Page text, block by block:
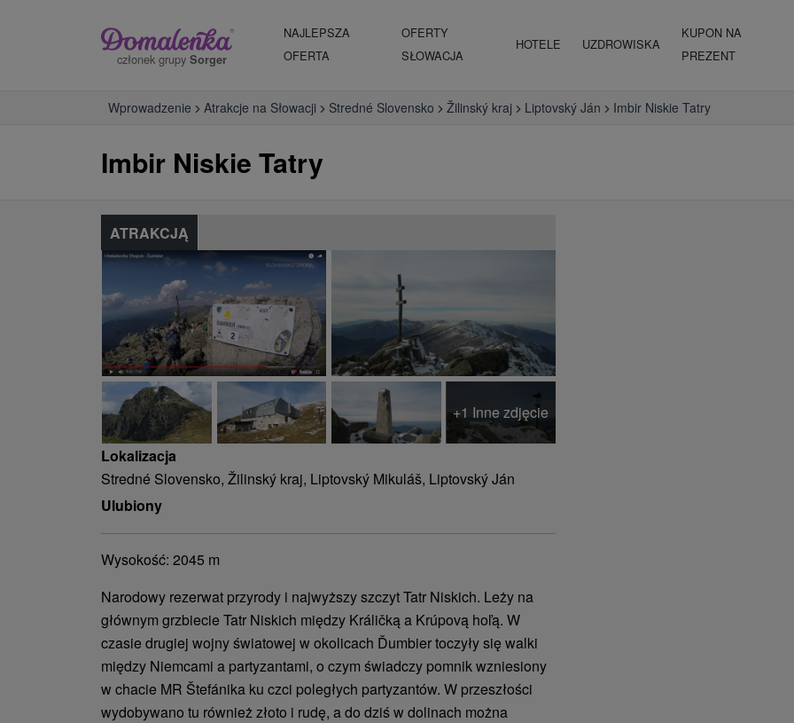
członek grupy Sorger
NAJLEPSZA
OFERTA
OFERTY
SŁOWACJA
HOTELE UZDROWISKA
KUPON NA
PREZENT
Wprowadzenie Atrakcje na Słowacji Stredné Slovensko Žilinský kraj Liptovský Ján Imbir Niskie Tatry
Imbir Niskie Tatry
ATRAKCJĄ
+1 Inne zdjęcie
Lokalizacja
Stredné Slovensko, Žilinský kraj, Liptovský Mikuláš, Liptovský Ján
Ulubiony
Wysokość: 2045 m
Narodowy rezerwat przyrody i najwyższy szczyt Tatr Niskich. Leży na
głównym grzbiecie Tatr Niskich między Králičką a Krúpovą hoľą. W
czasie drugiej wojny światowej w okolicach Ďumbier toczyły się walki
między Niemcami a partyzantami, o czym świadczy pomnik wzniesiony
w chacie MR Štefánika ku czci poległych partyzantów. W przeszłości
wydobywano tu również złoto i rudę, a do dziś w dolinach można